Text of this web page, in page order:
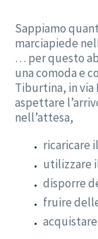
Sappiamo
marciapiede
… per questo
una comoda e
Tiburtina, in via
aspettare
nell’attesa,
ricaricare
utilizzare
disporre
fruire